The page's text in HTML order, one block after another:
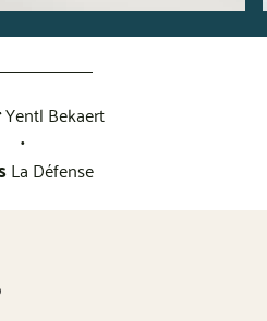
Yentl Bekaert
•
La Défense